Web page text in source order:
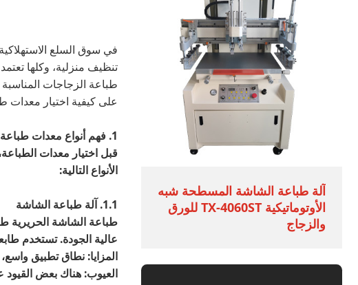
في سوق السلع
تنظيف منزلية، وكلها
طباعة الزجاجات
على كيفية اختيار معدات
1. فهم أنواع معدات طباعة الزجاجات
قبل اختيار معدات
الأنواع التالية:
1.1. آلة طباعة الشاشة
طباعة الشاشة الحريرية
عالية الجودة. تستخدم
المزايا: نطاق تطبيق
العيوب: هناك بعض
آلة طباعة الشاشة المسطحة شبه
الأوتوماتيكية TX-4060ST للورق
والزجاج